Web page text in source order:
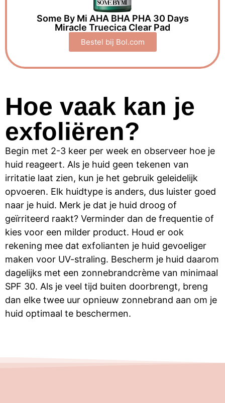
Some By Mi AHA BHA PHA 30 Days
Miracle Truecica Clear Pad
Bestel bij Bol.com
Hoe vaak kan je
exfoliëren?
Begin met 2-3 keer per week en observeer hoe je
huid reageert. Als je huid geen tekenen van
irritatie laat zien, kun je het gebruik geleidelijk
opvoeren. Elk huidtype is anders, dus luister goed
naar je huid. Merk je dat je huid droog of
geïrriteerd raakt? Verminder dan de frequentie of
kies voor een milder product. Houd er ook
rekening mee dat exfolianten je huid gevoeliger
maken voor UV-straling. Bescherm je huid daarom
dagelijks met een zonnebrandcrème van minimaal
SPF 30. Als je veel tijd buiten doorbrengt, breng
dan elke twee uur opnieuw zonnebrand aan om je
huid optimaal te beschermen.